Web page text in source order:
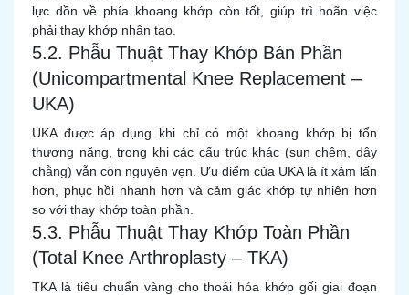
lực dồn về phía khoang khớp còn tốt, giúp trì hoãn việc
phải thay khớp nhân tạo.
5.2. Phẫu Thuật Thay Khớp Bán Phần
(Unicompartmental Knee Replacement –
UKA)
UKA được áp dụng khi chỉ có một khoang khớp bị tổn
thương nặng, trong khi các cấu trúc khác (sụn chêm, dây
chằng) vẫn còn nguyên vẹn. Ưu điểm của UKA là ít xâm lấn
hơn, phục hồi nhanh hơn và cảm giác khớp tự nhiên hơn
so với thay khớp toàn phần.
5.3. Phẫu Thuật Thay Khớp Toàn Phần
(Total Knee Arthroplasty – TKA)
TKA là tiêu chuẩn vàng cho thoái hóa khớp gối giai đoạn